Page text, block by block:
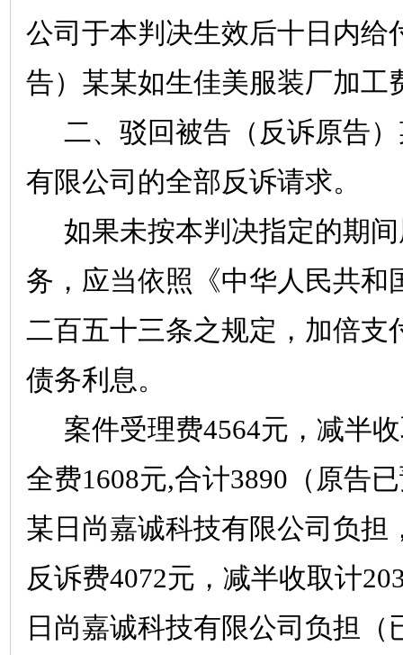
公司于本判决生效后十日内给
告）某某如生佳美服装厂加工
二、驳回被告（反诉原告
有限公司的全部反诉请求。
如果未按本判决指定的期
务，应当依照《中华人民共和
二百五十三条之规定，加倍支
债务利息。
案件受理费4564元，减半
全费1608元,合计3890 （原告
某日尚嘉诚科技有限公司负担
反诉费4072元，减半收取计
日尚嘉诚科技有限公司负担（